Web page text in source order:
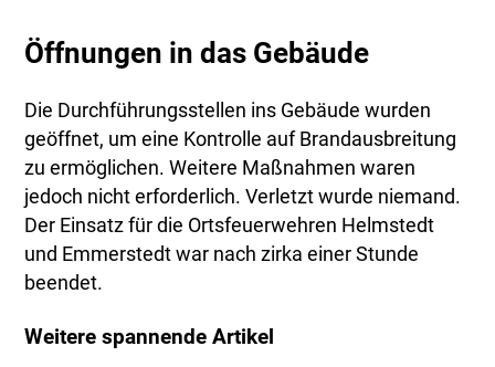
Öffnungen in das Gebäude
Die Durchführungsstellen ins Gebäude wurden
geöffnet, um eine Kontrolle auf Brandausbreitung
zu ermöglichen. Weitere Maßnahmen waren
jedoch nicht erforderlich. Verletzt wurde niemand.
Der Einsatz für die Ortsfeuerwehren Helmstedt
und Emmerstedt war nach zirka einer Stunde
beendet.
Weitere spannende Artikel